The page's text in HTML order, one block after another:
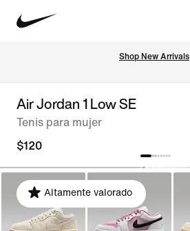
Shop New Arrivals
Air Jordan 1 Low SE
Tenis para mujer
$120
Altamente valorado